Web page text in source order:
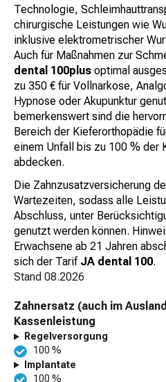
Technologie,
chirurgische Leistungen wie
inklusive elektrometrischer
Auch für Maßnahmen zur
dental 100plus optimal
zu 350 € für Vollnarkose,
Hypnose oder Akupunktur
bemerkenswert sind die
Bereich der Kieferorthopädie
einem Unfall bis zu 100 % der
abdecken.
Die Zahnzusatzversicherung
Wartezeiten, sodass alle
Abschluss, unter
genutzt werden können.
Erwachsene ab 21 Jahren
sich der Tarif JA dental 100.
Stand 08.2026
Zahnersatz (auch im
Kassenleistung
Regelversorgung
100 %
Implantate
100 %